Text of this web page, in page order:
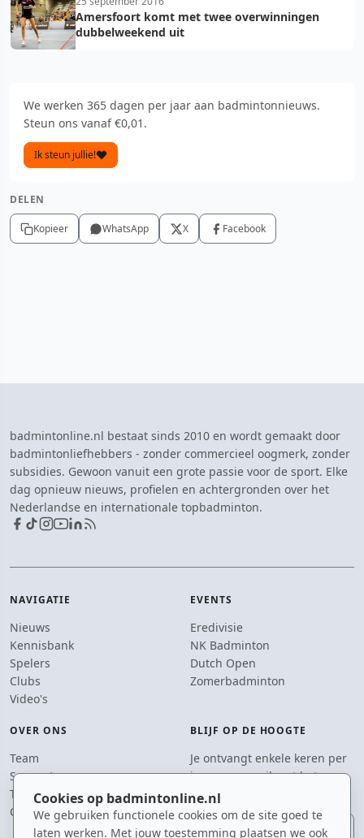
Cookies op badmintonline.nl
We gebruiken functionele cookies om de site goed te
laten werken. Met jouw toestemming plaatsen we ook
Amersfoort komt met twee overwinningen
dubbelweekend uit
We werken 365 dagen per jaar aan badmintonnieuws.
Steun ons vanaf €0,01.
Ik steun jullie!
DELEN
Kopieer WhatsApp X Facebook
badmintonline.nl bestaat sinds 2010 en wordt gemaakt door
badmintonliefhebbers - zonder commercieel oogmerk, zonder
subsidies. Gewoon vanuit een grote passie voor de sport. Elke
dag opnieuw nieuws, profielen en achtergronden over het
Nederlandse en internationale topbadminton.
NAVIGATIE
Nieuws
Kennisbank
Spelers
Clubs
Video's
EVENTS
Eredivisie
NK Badminton
Dutch Open
Zomerbadminton
OVER ONS
Team
Supporters
Tip de redactie
Contact
BLIJF OP DE HOOGTE
Je ontvangt enkele keren per
jaar een e-mail met het
laatste badmintonnieuws.
E-mailadres